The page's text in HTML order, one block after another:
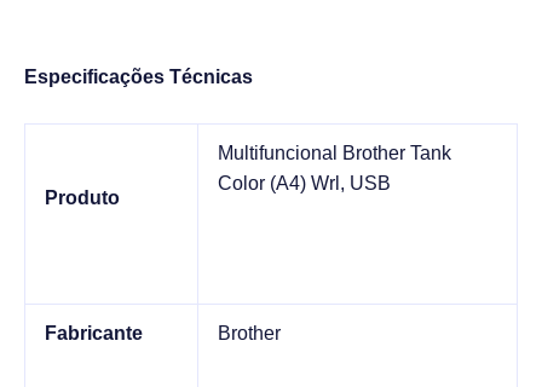
Especificações Técnicas
Produto
Multifuncional Brother Tank
Color (A4) Wrl, USB
Fabricante Brother